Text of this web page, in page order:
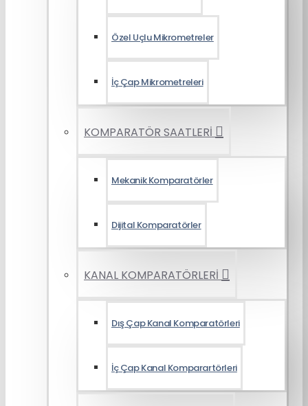
Özel Uçlu Mikrometreler
İç Çap Mikrometreleri
KOMPARATÖR SAATLERİ
Mekanik Komparatörler
Dijital Komparatörler
KANAL KOMPARATÖRLERİ
Dış Çap Kanal Komparatörleri
İç Çap Kanal Komparartörleri